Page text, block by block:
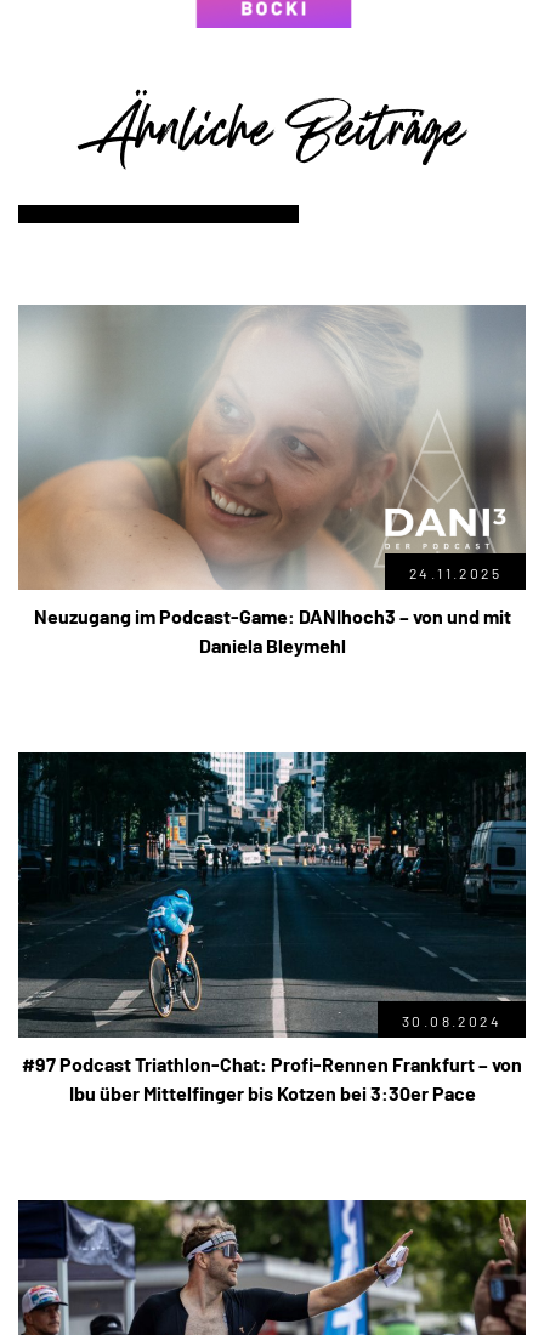
Ähnliche Beiträge
24.11.2025
Neuzugang im Podcast-Game: DANIhoch3 – von und mit
Daniela Bleymehl
30.08.2024
#97 Podcast Triathlon-Chat: Profi-Rennen Frankfurt – von
Ibu über Mittelfinger bis Kotzen bei 3:30er Pace